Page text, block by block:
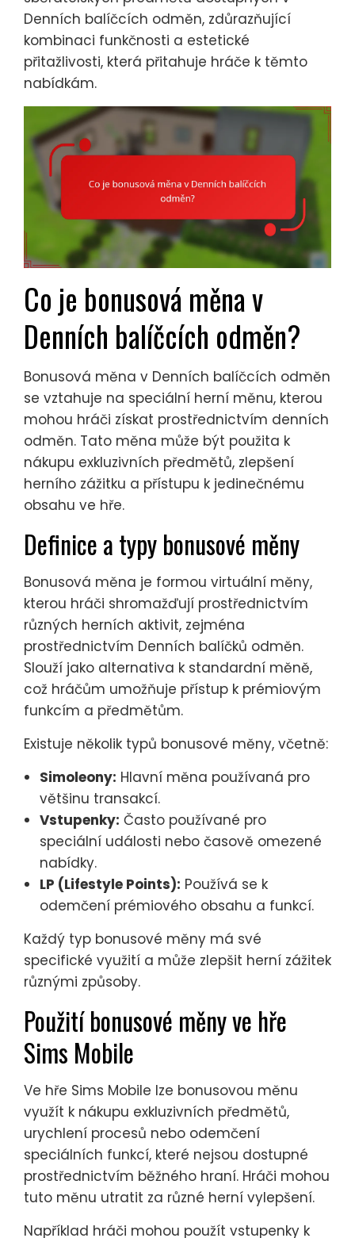
Denních balíčcích odměn, zdůrazňující
kombinaci funkčnosti a estetické
přitažlivosti, která přitahuje hráče k těmto
nabídkám.
Co je bonusová měna v
Denních balíčcích odměn?
Bonusová měna v Denních balíčcích odměn
se vztahuje na speciální herní měnu, kterou
mohou hráči získat prostřednictvím denních
odměn. Tato měna může být použita k
nákupu exkluzivních předmětů, zlepšení
herního zážitku a přístupu k jedinečnému
obsahu ve hře.
Definice a typy bonusové měny
Bonusová měna je formou virtuální měny,
kterou hráči shromažďují prostřednictvím
různých herních aktivit, zejména
prostřednictvím Denních balíčků odměn.
Slouží jako alternativa k standardní měně,
což hráčům umožňuje přístup k prémiovým
funkcím a předmětům.
Existuje několik typů bonusové měny, včetně:
Simoleony: Hlavní měna používaná pro
většinu transakcí.
Vstupenky: Často používané pro
speciální události nebo časově omezené
nabídky.
LP (Lifestyle Points): Používá se k
odemčení prémiového obsahu a funkcí.
Každý typ bonusové měny má své
specifické využití a může zlepšit herní zážitek
různými způsoby.
Použití bonusové měny ve hře
Sims Mobile
Ve hře Sims Mobile lze bonusovou měnu
využít k nákupu exkluzivních předmětů,
urychlení procesů nebo odemčení
speciálních funkcí, které nejsou dostupné
prostřednictvím běžného hraní. Hráči mohou
tuto měnu utratit za různé herní vylepšení.
Například hráči mohou použít vstupenky k